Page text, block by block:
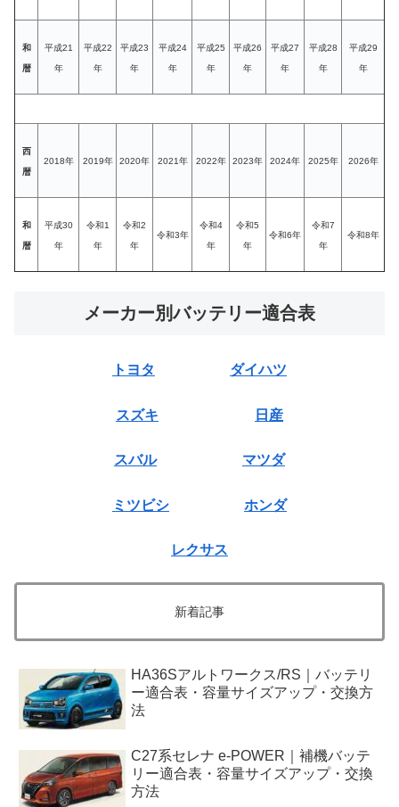
和
暦
平成21
年
平成22
年
平成23
年
平成24
年
平成25
年
平成26
年
平成27
年
平成28
年
平成29
年
西
暦
2018年 2019年 2020年 2021年 2022年 2023年 2024年 2025年 2026年
和
暦
平成30
年
令和1
年
令和2
年
令和3年
令和4
年
令和5
年
令和6年
令和7
年
令和8年
メーカー別バッテリー適合表
トヨタ ダイハツ
スズキ 日産
スバル マツダ
ミツビシ ホンダ
レクサス
新着記事
HA36Sアルトワークス/RS｜バッテリ
ー適合表・容量サイズアップ・交換方
法
C27系セレナ e-POWER｜補機バッテ
リー適合表・容量サイズアップ・交換
方法